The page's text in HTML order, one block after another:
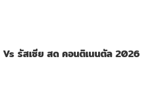
รัสเซีย สด คอนติเนนตัล 2026